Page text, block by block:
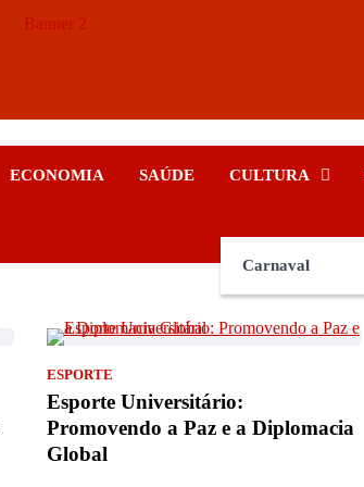
ECONOMIA SAÚDE CULTURA
Carnaval
ESPORTE
Esporte Universitário:
Promovendo a Paz e a Diplomacia
Global